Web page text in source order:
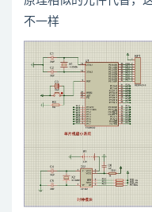
不一样